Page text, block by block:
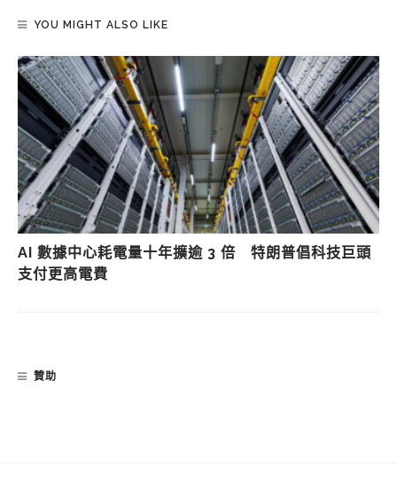
YOU MIGHT ALSO LIKE
AI 數據中心耗電量十年擴逾 3 倍 特朗普倡科技巨頭
支付更高電費
贊助